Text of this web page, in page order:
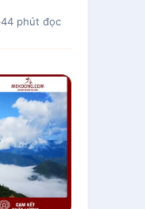
44 phút đọc